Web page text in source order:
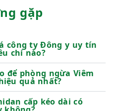
gặp
công ty Đông y uy tín
chí nào?
để phòng ngừa Viêm
quả nhất?
cấp kéo dài có